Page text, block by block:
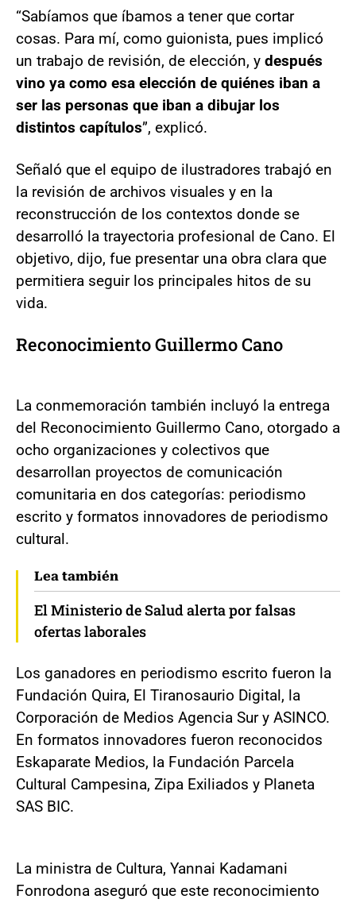
“Sabíamos que íbamos a tener que cortar
cosas. Para mí, como guionista, pues implicó
un trabajo de revisión, de elección, y después
vino ya como esa elección de quiénes iban a
ser las personas que iban a dibujar los
distintos capítulos”, explicó.
Señaló que el equipo de ilustradores trabajó en
la revisión de archivos visuales y en la
reconstrucción de los contextos donde se
desarrolló la trayectoria profesional de Cano. El
objetivo, dijo, fue presentar una obra clara que
permitiera seguir los principales hitos de su
vida.
Reconocimiento Guillermo Cano
La conmemoración también incluyó la entrega
del Reconocimiento Guillermo Cano, otorgado a
ocho organizaciones y colectivos que
desarrollan proyectos de comunicación
comunitaria en dos categorías: periodismo
escrito y formatos innovadores de periodismo
cultural.
Lea también
El Ministerio de Salud alerta por falsas
ofertas laborales
Los ganadores en periodismo escrito fueron la
Fundación Quira, El Tiranosaurio Digital, la
Corporación de Medios Agencia Sur y ASINCO.
En formatos innovadores fueron reconocidos
Eskaparate Medios, la Fundación Parcela
Cultural Campesina, Zipa Exiliados y Planeta
SAS BIC.
La ministra de Cultura, Yannai Kadamani
Fonrodona aseguró que este reconocimiento